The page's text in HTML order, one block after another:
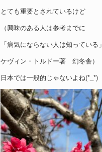
とても重要とされているけど
（興味のある人は参考までに
「病気にならない人は知っている」
ケヴィン・トルドー著 幻冬舎）
日本では一般的じゃないよね(*_*)